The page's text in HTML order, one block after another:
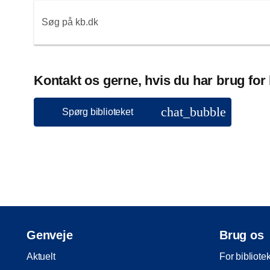
Kontakt os gerne, hvis du har brug
Spørg biblioteket chat_bubble
Genveje
Aktuelt
Brug os
For